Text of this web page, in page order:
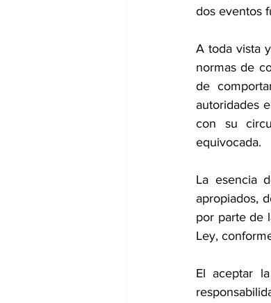
dos eventos
A toda vista
normas de
de
autoridades
con su
equivocada.
La esencia
apropiados,
por parte de
Ley,
El aceptar